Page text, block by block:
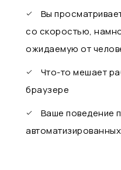
Вы
со скоростью,
ожидаемую от
Что-то мешает
браузере
Ваше поведение